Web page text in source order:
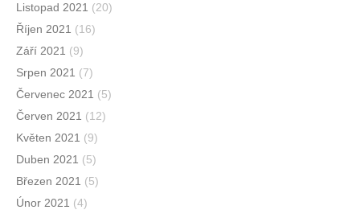
Listopad 2021 (20)
Říjen 2021 (16)
Září 2021 (9)
Srpen 2021 (7)
Červenec 2021 (5)
Červen 2021 (12)
Květen 2021 (9)
Duben 2021 (5)
Březen 2021 (5)
Únor 2021 (4)